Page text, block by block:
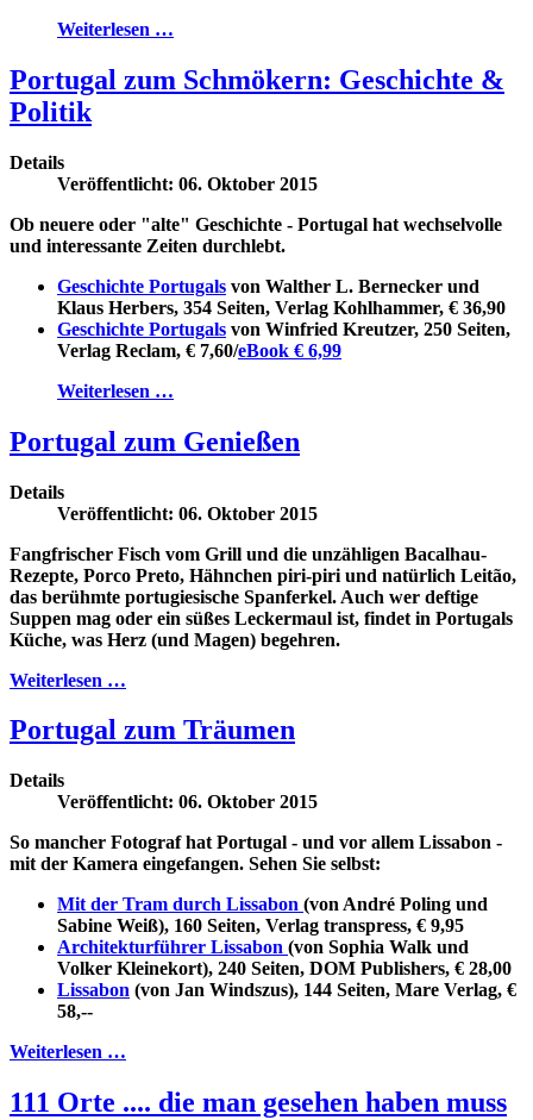
Weiterlesen …
Portugal zum Schmökern: Geschichte &
Politik
Details
Veröffentlicht: 06. Oktober 2015
Ob neuere oder "alte" Geschichte - Portugal hat wechselvolle
und interessante Zeiten durchlebt.
Geschichte Portugals von Walther L. Bernecker und
Klaus Herbers, 354 Seiten, Verlag Kohlhammer, € 36,90
Geschichte Portugals von Winfried Kreutzer, 250 Seiten,
Verlag Reclam, € 7,60/eBook € 6,99
Weiterlesen …
Portugal zum Genießen
Details
Veröffentlicht: 06. Oktober 2015
Fangfrischer Fisch vom Grill und die unzähligen Bacalhau-
Rezepte, Porco Preto, Hähnchen piri-piri und natürlich Leitão,
das berühmte portugiesische Spanferkel. Auch wer deftige
Suppen mag oder ein süßes Leckermaul ist, findet in Portugals
Küche, was Herz (und Magen) begehren.
Weiterlesen …
Portugal zum Träumen
Details
Veröffentlicht: 06. Oktober 2015
So mancher Fotograf hat Portugal - und vor allem Lissabon -
mit der Kamera eingefangen. Sehen Sie selbst:
Mit der Tram durch Lissabon (von André Poling und
Sabine Weiß), 160 Seiten, Verlag transpress, € 9,95
Architekturführer Lissabon (von Sophia Walk und
Volker Kleinekort), 240 Seiten, DOM Publishers, € 28,00
Lissabon (von Jan Windszus), 144 Seiten, Mare Verlag, €
58,--
Weiterlesen …
111 Orte .... die man gesehen haben muss